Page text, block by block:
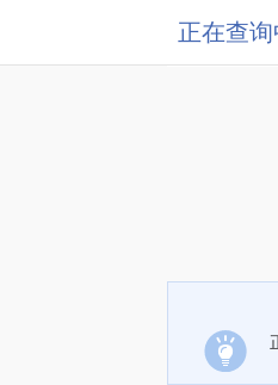
正在查询